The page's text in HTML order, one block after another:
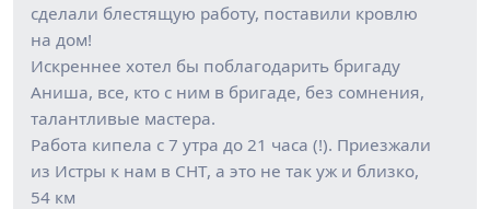
сделали блестящую работу, поставили кровлю
на дом!
Искреннее хотел бы поблагодарить бригаду
Аниша, все, кто с ним в бригаде, без сомнения,
талантливые мастера.
Работа кипела с 7 утра до 21 часа (!). Приезжали
из Истры к нам в СНТ, а это не так уж и близко,
54 км